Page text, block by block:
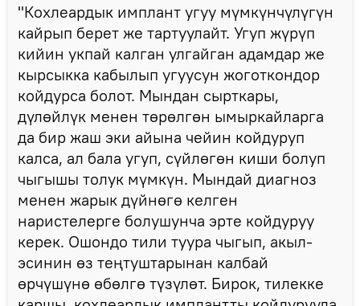
"Кохлеардык имплант угуу мүмкүнчүлүгүн
кайрып берет же тартуулайт. Угуп жүрүп
кийин укпай калган улгайган адамдар же
кырсыкка кабылып угуусун жоготкондор
койдурса болот. Мындан сырткары,
дүлөйлүк менен төрөлгөн ымыркайларга
да бир жаш эки айына чейин койдуруп
калса, ал бала угуп, сүйлөгөн киши болуп
чыгышы толук мүмкүн. Мындай диагноз
менен жарык дүйнөгө келген
наристелерге болушунча эрте койдуруу
керек. Ошондо тили туура чыгып, акыл-
эсинин өз теңтуштарынан калбай
өрчүшүнө өбөлгө түзүлөт. Бирок, тилекке